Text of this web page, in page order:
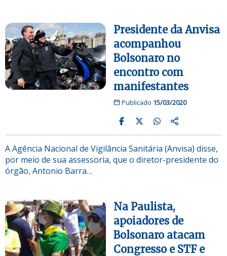
Presidente da Anvisa
acompanhou
Bolsonaro no
encontro com
manifestantes
Publicado 15/03/2020
A Agência Nacional de Vigilância Sanitária (Anvisa) disse,
por meio de sua assessoria, que o diretor-presidente do
órgão, Antonio Barra…
Na Paulista,
apoiadores de
Bolsonaro atacam
Congresso e STF e